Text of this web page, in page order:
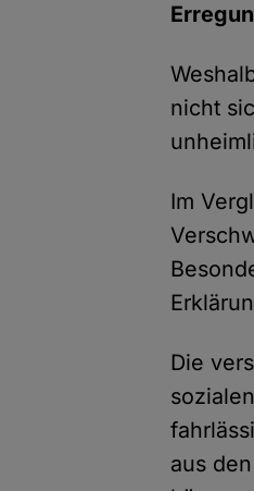
nicht
Im
Die
aus